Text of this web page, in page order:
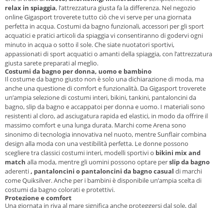
relax in spiaggia, l’attrezzatura giusta fa la differenza. Nel negozio
online Gigasport troverete tutto ciò che vi serve per una giornata
perfetta in acqua. Costumi da bagno funzionali, accessori per gli sport
acquatici e pratici articoli da spiaggia vi consentiranno di godervi ogni
minuto in acqua o sotto il sole. Che siate nuotatori sportivi,
appassionati di sport acquatici o amanti della spiaggia, con l’attrezzatura
giusta sarete preparati al meglio.
Costumi da bagno per donna, uomo e bambino
Il costume da bagno giusto non è solo una dichiarazione di moda, ma
anche una questione di comfort e funzionalità. Da Gigasport troverete
un’ampia selezione di costumi interi, bikini, tankini, pantaloncini da
bagno, slip da bagno e accappatoi per donna e uomo. I materiali sono
resistenti al cloro, ad asciugatura rapida ed elastici, in modo da offrire il
massimo comfort e una lunga durata. Marchi come Arena sono
sinonimo di tecnologia innovativa nel nuoto, mentre Sunflair combina
design alla moda con una vestibilità perfetta. Le donne possono
scegliere tra classici costumi interi, modelli sportivi o bikini mix and
match alla moda, mentre gli uomini possono optare perslip da bagno
aderenti, pantaloncini o pantaloncini da bagno casual di marchi
come Quiksilver. Anche per i bambini è disponibile un’ampia scelta di
costumi da bagno colorati e protettivi.
Protezione e comfort
Una giornata in riva al mare significa anche proteggersi dal sole, dal